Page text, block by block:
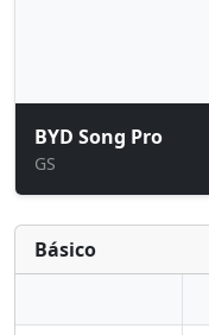
BYD Song Pro
GS
Básico